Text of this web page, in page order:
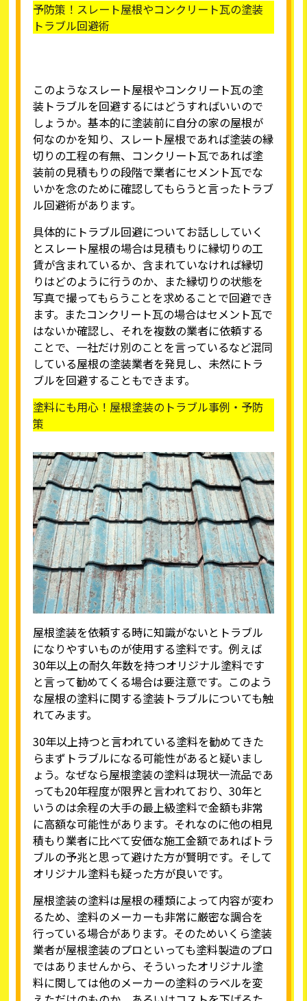
予防策！スレート屋根やコンクリート瓦の塗装
トラブル回避術
このようなスレート屋根やコンクリート瓦の塗
装トラブルを回避するにはどうすればいいので
しょうか。基本的に塗装前に自分の家の屋根が
何なのかを知り、スレート屋根であれば塗装の縁
切りの工程の有無、コンクリート瓦であれば塗
装前の見積もりの段階で業者にセメント瓦でな
いかを念のために確認してもらうと言ったトラブ
ル回避術があります。
具体的にトラブル回避についてお話ししていく
とスレート屋根の場合は見積もりに縁切りの工
賃が含まれているか、含まれていなければ縁切
りはどのように行うのか、また縁切りの状態を
写真で撮ってもらうことを求めることで回避でき
ます。またコンクリート瓦の場合はセメント瓦で
はないか確認し、それを複数の業者に依頼する
ことで、一社だけ別のことを言っているなど混同
している屋根の塗装業者を発見し、未然にトラ
ブルを回避することもできます。
塗料にも用心！屋根塗装のトラブル事例・予防
策
屋根塗装を依頼する時に知識がないとトラブル
になりやすいものが使用する塗料です。例えば
30年以上の耐久年数を持つオリジナル塗料です
と言って勧めてくる場合は要注意です。このよう
な屋根の塗料に関する塗装トラブルについても触
れてみます。
30年以上持つと言われている塗料を勧めてきた
らまずトラブルになる可能性があると疑いまし
ょう。なぜなら屋根塗装の塗料は現状一流品であ
っても20年程度が限界と言われており、30年と
いうのは余程の大手の最上級塗料で金額も非常
に高額な可能性があります。それなのに他の相見
積もり業者に比べて安価な施工金額であればトラ
ブルの予兆と思って避けた方が賢明です。そして
オリジナル塗料も疑った方が良いです。
屋根塗装の塗料は屋根の種類によって内容が変わ
るため、塗料のメーカーも非常に厳密な調合を
行っている場合があります。そのためいくら塗装
業者が屋根塗装のプロといっても塗料製造のプロ
ではありませんから、そういったオリジナル塗
料に関しては他のメーカーの塗料のラベルを変